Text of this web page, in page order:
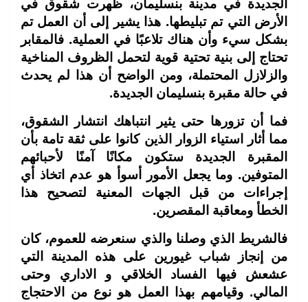
الجديدة في مدينة بنسليمان، ظهرت شقوق في
الأرض التي تم تبليطها. هذا يشير إلى أن العمل تم
بشكل سيء وأن هناك تلاعبًا في العملية. فالمقابر
تحتاج إلى بنية تحتية قوية لتحمل الظروف المناخية
والزلازل المحتملة، ومن الواضح أن هذا لم يحدث
في حالة مقبرة بنسليمان الجديدة.
فما أن تزورها حتى يثير انتباهك انتشار الشقوق،
مما أثار استياء الزوار الذين كانوا على ثقة تامة بأن
المقبرة الجديدة ستكون مكانًا آمنًا لأحبائهم
المتوفين. وما يجعل الأمور أسوأ هو عدم اتخاذ أي
إجراءات من قبل الجهات المعنية لتصحيح هذا
الخطأ ومعاقبة المقصرين.
فالشريط الذي وصلنا والذي سنعرضه للعموم، كان
من إنجاز شباب غيورين على هذه المدينة التي
عشعش فيها الفساد الخلاقي و الاداري وحتى
المالي. وقيامهم بهذا العمل هو نوع من الاحتجاج